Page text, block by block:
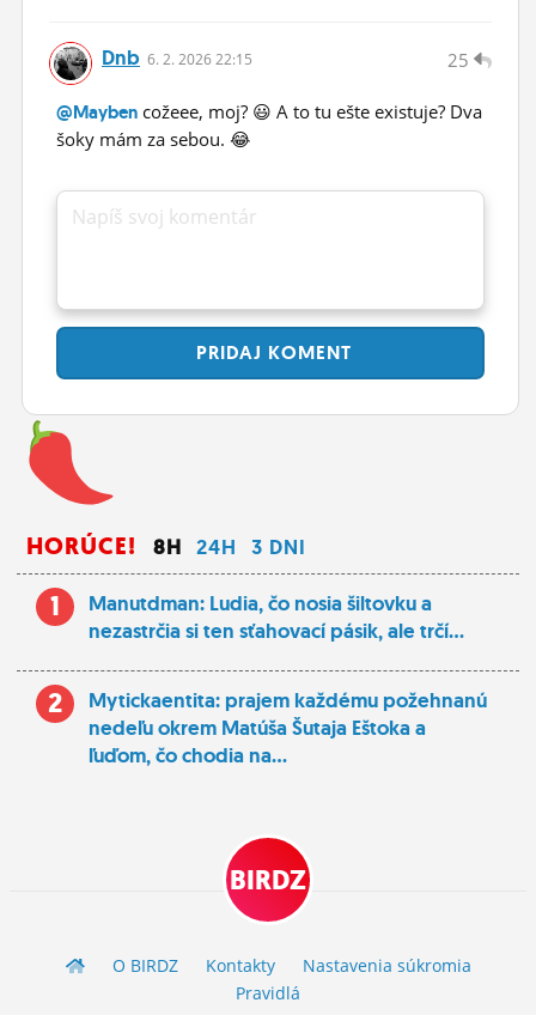
25
Dnb 6. 2. 2026 22:15
@Mayben cožeee, moj? 😃 A to tu ešte existuje? Dva
šoky mám za sebou. 😂
Napíš svoj komentár
PRIDAJ KOMENT
HORÚCE! 8H 24H 3 DNI
1
Manutdman: Ludia, čo nosia šiltovku a
nezastrčia si ten sťahovací pásik, ale trčí...
2
Mytickaentita: prajem každému požehnanú
nedeľu okrem Matúša Šutaja Eštoka a
ľuďom, čo chodia na...
BIRDZ
O BIRDZ Kontakty
Nastavenia súkromia
Pravidlá